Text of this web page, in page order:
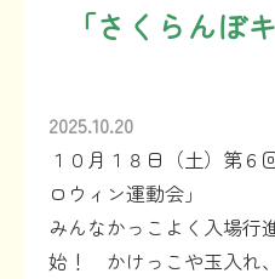
「さくらんぼ
2025.10.20
１０月１８日（土）第６
ロウィン運動会」
みんなかっこよく入場行
始！ かけっこや玉入れ